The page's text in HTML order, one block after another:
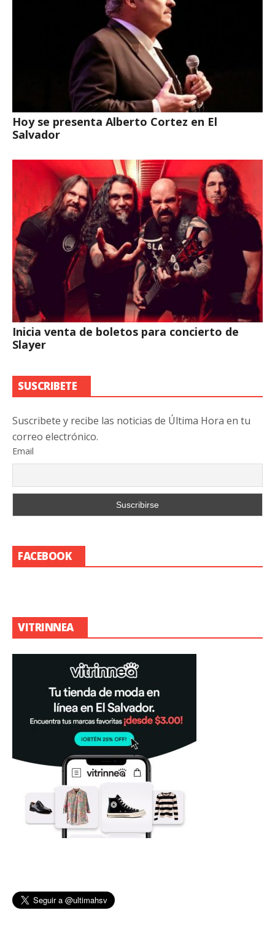
Hoy se presenta Alberto Cortez en El
Salvador
Inicia venta de boletos para concierto de
Slayer
SUSCRIBETE
Suscribete y recibe las noticias de Última Hora en tu
correo electrónico.
Email
FACEBOOK
VITRINNEA